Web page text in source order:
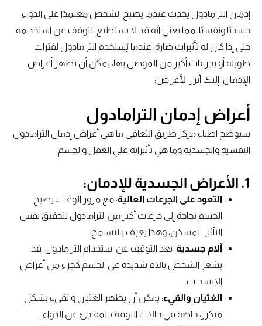
إدمان الترامادول يحدث عندما يصبح الشخص معتمدًا على الدواء
جسديًا ونفسيًا، مما يعني أنه قد لا يستطيع التوقف عن استخدامه
حتى إذا كان له تأثيرات ضارة. عندما يُستخدم الترامادول لفترات
طويلة أو بجرعات أكبر من الموصى بها، يمكن أن تظهر أعراض
الإدمان. إليك أبرز الأعراض:
أعراض إدمان الترامادول
سيوضح اطباء مركز طريق التعافي ما هي أعراض إدمان الترامادول
النفسية والجسدية وما هي تأثيراته علي العقل والجسم:
الأعراض الجسدية للإدمان:
التعود على الجرعات العالية: مع مرور الوقت، يصبح
الجسم بحاجة إلى جرعات أكبر من الترامادول لتحقيق نفس
التأثير المسكن، وهذا يعرف بالتسامح.
آلام جسدية: بعد التوقف عن استخدام الترامادول، قد
يشعر الشخص بآلام شديدة في الجسم كجزء من أعراض
الانسحاب.
الغثيان والقيء: يمكن أن يظهر الغثيان والقيء بشكل
متكرر، خاصة في حالات التوقف المفاجئ عن الدواء.